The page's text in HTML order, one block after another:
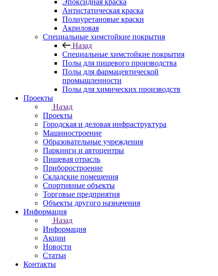
Эпоксидная краска
Антистатическая краска
Полиуретановые краски
Акриловая
Специальные химстойкие покрытия
Назад
Специальные химстойкие покрытия
Полы для пищевого производства
Полы для фармацевтической
промышленности
Полы для химических производств
Проекты
Назад
Проекты
Городская и деловая инфраструктура
Машиностроение
Образовательные учреждения
Паркинги и автоцентры
Пищевая отрасль
Приборостроение
Складские помещения
Спортивные объекты
Торговые предприятия
Объекты другого назначения
Информация
Назад
Информация
Акции
Новости
Статьи
Контакты